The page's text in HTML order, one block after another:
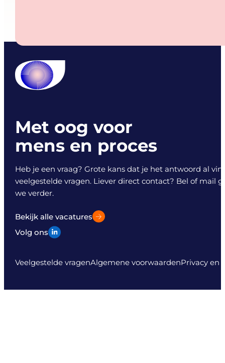
Met oog voor
mens en proces
Heb je een vraag? Grote kans dat je het antwoord al
veelgestelde vragen. Liever direct contact? Bel of mail
we verder.
Bekijk alle vacatures
Volg ons
Veelgestelde vragenAlgemene voorwaardenPrivacy en